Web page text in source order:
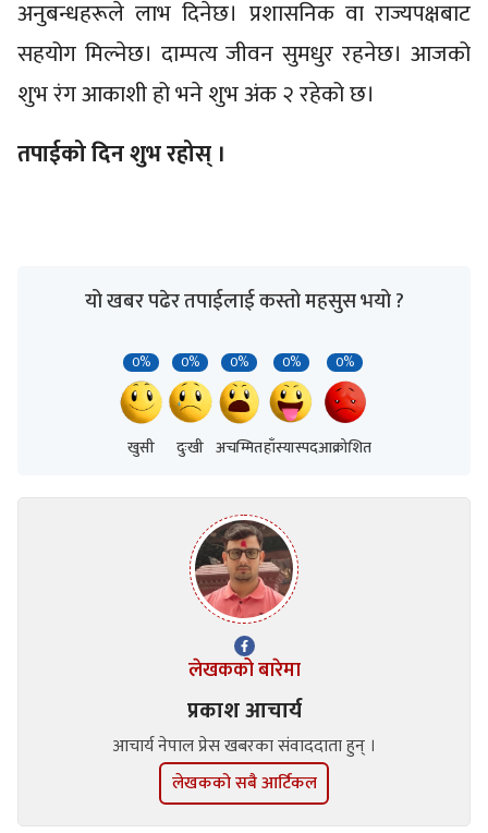
अनुबन्धहरूले लाभ दिनेछ। प्रशासनिक वा राज्यपक्षबाट
सहयोग मिल्नेछ। दाम्पत्य जीवन सुमधुर रहनेछ। आजको
शुभ रंग आकाशी हो भने शुभ अंक २ रहेको छ।
तपाईको दिन शुभ रहोस् ।
यो खबर पढेर तपाईलाई कस्तो महसुस भयो ?
0%
खुसी
0%
दुःखी
0%
अचम्मित
0%
हाँस्यास्पद
0%
आक्रोशित
लेखकको बारेमा
प्रकाश आचार्य
आचार्य नेपाल प्रेस खबरका संवाददाता हुन् ।
लेखकको सबै आर्टिकल